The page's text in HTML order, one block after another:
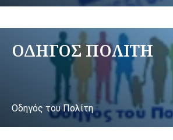
ΟΔΗΓΟΣ ΠΟΛΙΤΗ
Οδηγός του Πολίτη